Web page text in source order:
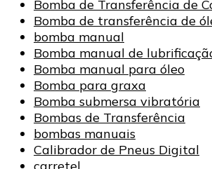
Bomba de Transferência de
Bomba de transferência de
bomba manual
Bomba manual de
Bomba manual para óleo
Bomba para graxa
Bomba submersa vibratória
Bombas de Transferência
bombas manuais
Calibrador de Pneus Digital